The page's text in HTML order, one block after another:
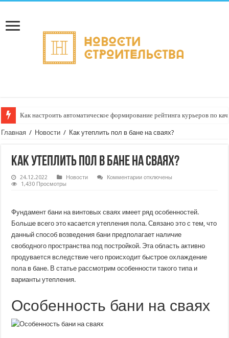
Как настроить автоматическое формирование рейтинга курьеров по
Главная / Новости / Как утеплить пол в бане на сваях?
Как утеплить пол в бане на сваях?
24.12.2022 Новости Комментариик
в
бане
на
отключены
1,430 Просмотры
Фундамент бани на винтовых сваях имеет ряд особенностей.
Больше всего это касается утепления пола. Связано это с тем, что
данный способ возведения бани предполагает наличие
свободного пространства под постройкой. Эта область активно
продувается вследствие чего происходит быстрое охлаждение
пола в бане. В статье рассмотрим особенности такого типа и
варианты утепления.
Особенность бани на сваях